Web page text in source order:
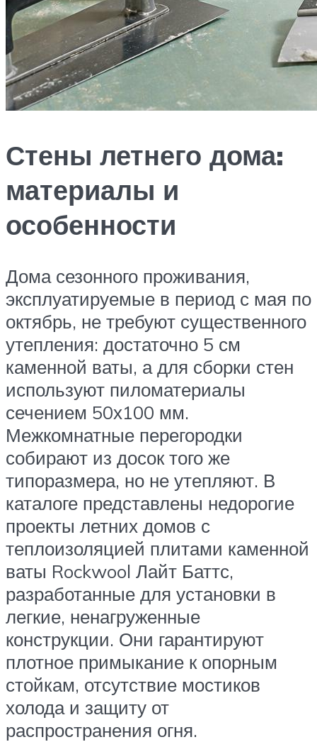
Стены летнего дома:
материалы и
особенности
Дома сезонного проживания,
эксплуатируемые в период с мая по
октябрь, не требуют существенного
утепления: достаточно 5 см
каменной ваты, а для сборки стен
используют пиломатериалы
сечением 50х100 мм.
Межкомнатные перегородки
собирают из досок того же
типоразмера, но не утепляют. В
каталоге представлены недорогие
проекты летних домов с
теплоизоляцией плитами каменной
ваты Rockwool Лайт Баттс,
разработанные для установки в
легкие, ненагруженные
конструкции. Они гарантируют
плотное примыкание к опорным
стойкам, отсутствие мостиков
холода и защиту от
распространения огня.